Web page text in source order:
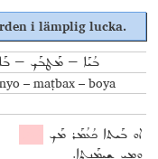
i lämplig lucka.
ܒܳܝܰܐ – ܡܰܛܒܰܟ݂ –
– maṭbax – boya
ܐܘ ܒܰܝܬܐ ܟܳܥܳܡܰܪ ܡܰܟ
ܘܡܝ ܫ̰ܝܡܰܢܬܐ.